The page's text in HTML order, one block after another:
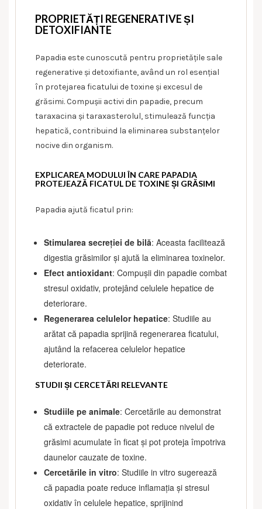
PROPRIETĂȚI REGENERATIVE ȘI
DETOXIFIANTE
Papadia este cunoscută pentru proprietățile sale
regenerative și detoxifiante, având un rol esențial
în protejarea ficatului de toxine și excesul de
grăsimi. Compușii activi din papadie, precum
taraxacina și taraxasterolul, stimulează funcția
hepatică, contribuind la eliminarea substanțelor
nocive din organism.
EXPLICAREA MODULUI ÎN CARE PAPADIA
PROTEJEAZĂ FICATUL DE TOXINE ȘI GRĂSIMI
Papadia ajută ficatul prin:
Stimularea secreției de bilă: Aceasta facilitează
digestia grăsimilor și ajută la eliminarea toxinelor.
Efect antioxidant: Compușii din papadie combat
stresul oxidativ, protejând celulele hepatice de
deteriorare.
Regenerarea celulelor hepatice: Studiile au
arătat că papadia sprijină regenerarea ficatului,
ajutând la refacerea celulelor hepatice
deteriorate.
STUDII ȘI CERCETĂRI RELEVANTE
Studiile pe animale: Cercetările au demonstrat
că extractele de papadie pot reduce nivelul de
grăsimi acumulate în ficat și pot proteja împotriva
daunelor cauzate de toxine.
Cercetările in vitro: Studiile in vitro sugerează
că papadia poate reduce inflamația și stresul
oxidativ în celulele hepatice, sprijinind